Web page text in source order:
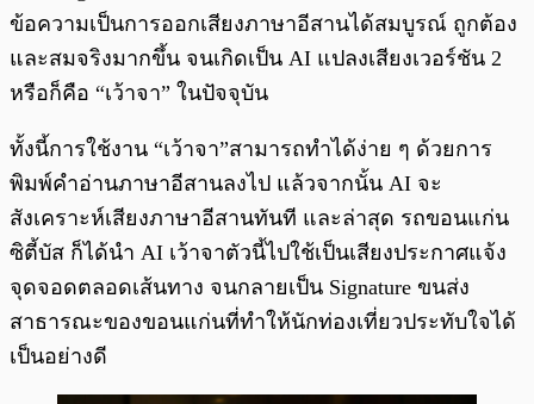
ข้อความเป็นการออกเสียงภาษาอีสานได้สมบูรณ์ ถูกต้อง
และสมจริงมากขึ้น จนเกิดเป็น AI แปลงเสียงเวอร์ชัน 2
หรือก็คือ “เว้าจา” ในปัจจุบัน
ทั้งนี้การใช้งาน “เว้าจา”สามารถทำได้ง่าย ๆ ด้วยการ
พิมพ์คำอ่านภาษาอีสานลงไป แล้วจากนั้น AI จะ
สังเคราะห์เสียงภาษาอีสานทันที และล่าสุด รถขอนแก่น
ซิตี้บัส ก็ได้นำ AI เว้าจาตัวนี้ไปใช้เป็นเสียงประกาศแจ้ง
จุดจอดตลอดเส้นทาง จนกลายเป็น Signature ขนส่ง
สาธารณะของขอนแก่นที่ทำให้นักท่องเที่ยวประทับใจได้
เป็นอย่างดี